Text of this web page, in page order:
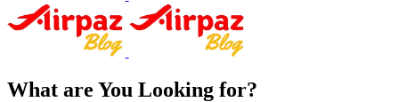
What are You Looking for?